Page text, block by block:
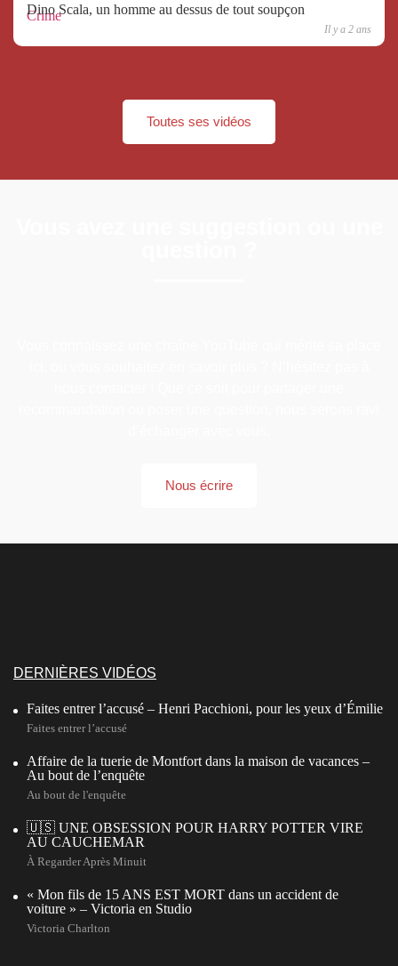
Dino Scala, un homme au dessus de tout soupçon
Il y a 2 ans
Toutes ses vidéos
Nous écrire
DERNIÈRES VIDÉOS
Faites entrer l’accusé – Henri Pacchioni, pour les yeux d’Émilie
Faites entrer l’accusé
Affaire de la tuerie de Montfort dans la maison de vacances –
Au bout de l’enquête
Au bout de l'enquête
🇺🇸 UNE OBSESSION POUR HARRY POTTER VIRE
AU CAUCHEMAR
À Regarder Après Minuit
« Mon fils de 15 ANS EST MORT dans un accident de
voiture » – Victoria en Studio
Victoria Charlton